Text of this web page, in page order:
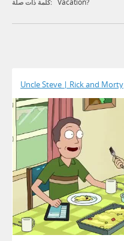
كلمة ذات صلة: Vacation?
Uncle Steve | Rick and Morty